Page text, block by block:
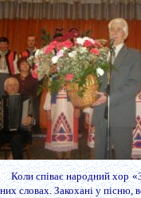
Коли співає народний хор
словах. Закохані у пісню,